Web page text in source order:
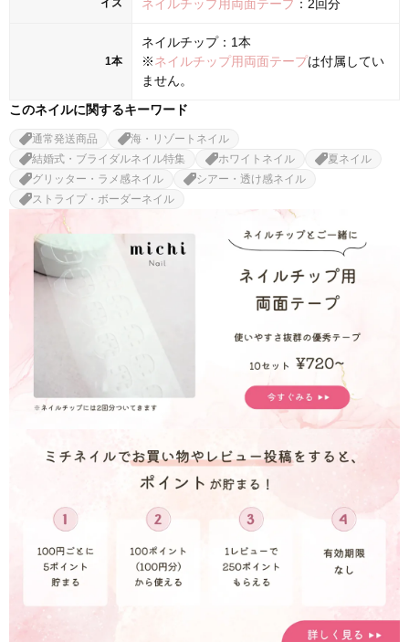
イズ ネイルチップ用両面テープ ：2回分
1本
ネイルチップ：1本
※ネイルチップ用両面テープは付属してい
ません。
このネイルに関するキーワード
通常発送商品
海・リゾートネイル
結婚式・ブライダルネイル特集
ホワイトネイル
夏ネイル
グリッター・ラメ感ネイル
シアー・透け感ネイル
ストライプ・ボーダーネイル